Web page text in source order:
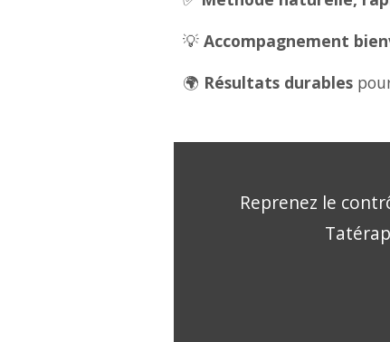
💡 Accompagnement
🌍 Résultats durables
Reprenez le